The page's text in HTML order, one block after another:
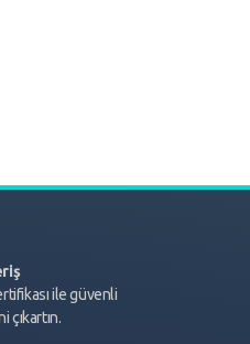
ile güvenli
çıkartın.